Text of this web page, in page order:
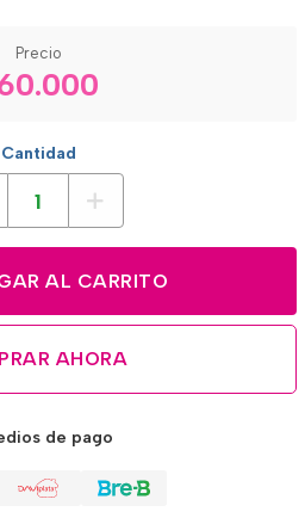
Precio
Cantidad
AL CARRITO
AHORA
de pago